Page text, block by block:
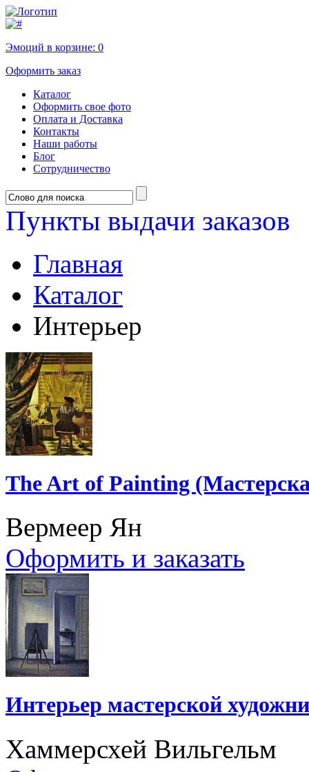
Эмоций в корзине: 0
Оформить заказ
Каталог
Оформить свое фото
Оплата и Доставка
Контакты
Наши работы
Блог
Сотрудничество
Пункты выдачи заказов
Главная
Каталог
Интерьер
The Art of Painting
Вермеер Ян
Оформить и заказать
Интерьер мастерской
Хаммерсхей Вильгельм